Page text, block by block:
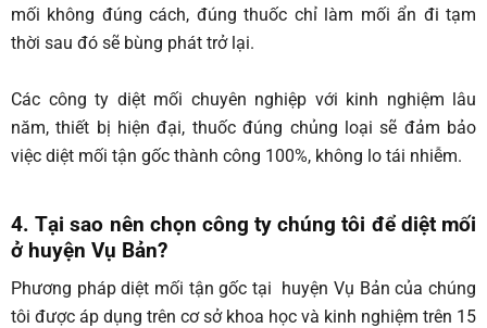
mối không đúng cách, đúng thuốc chỉ làm mối ẩn đi tạm
thời sau đó sẽ bùng phát trở lại.
Các công ty diệt mối chuyên nghiệp với kinh nghiệm lâu
năm, thiết bị hiện đại, thuốc đúng chủng loại sẽ đảm bảo
việc diệt mối tận gốc thành công 100%, không lo tái nhiễm.
4. Tại sao nên chọn công ty chúng tôi để diệt mối
ở huyện Vụ Bản?
Phương pháp diệt mối tận gốc tại huyện Vụ Bản của chúng
tôi được áp dụng trên cơ sở khoa học và kinh nghiệm trên 15